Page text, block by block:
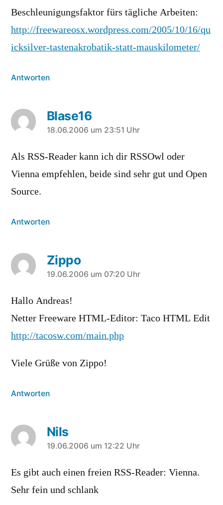
Beschleunigungsfaktor fürs tägliche Arbeiten:
http://freewareosx.wordpress.com/2005/10/16/qu
icksilver-tastenakrobatik-statt-mauskilometer/
Antworten
Blase16
sagt:
18.06.2006 um 23:51 Uhr
Als RSS-Reader kann ich dir RSSOwl oder
Vienna empfehlen, beide sind sehr gut und Open
Source.
Antworten
Zippo
sagt:
19.06.2006 um 07:20 Uhr
Hallo Andreas!
Netter Freeware HTML-Editor: Taco HTML Edit
http://tacosw.com/main.php
Viele Grüße von Zippo!
Antworten
Nils
sagt:
19.06.2006 um 12:22 Uhr
Es gibt auch einen freien RSS-Reader: Vienna.
Sehr fein und schlank